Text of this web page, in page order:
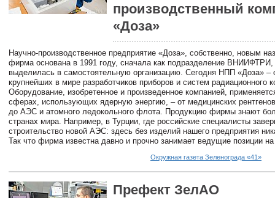
производственный
«Доза»
Научно-производственное предприятие «Доза», собственно, новым
фирма основана в 1991 году, сначала как подразделение ВНИИФТРИ,
выделилась в самостоятельную организацию. Сегодня НПП «Доза» –
крупнейших в мире разработчиков приборов и систем радиационного
Оборудование, изобретенное и произведенное компанией,
сферах, использующих ядерную энергию, – от медицинских
до АЭС и атомного ледокольного флота. Продукцию фирмы знают
странах мира. Например, в Турции, где российские специалисты
строительство новой АЭС: здесь без изделий нашего предприятия
Так что фирма известна давно и прочно занимает ведущие позиции
Окружная газета Зеленограда «41»
Префект ЗелАО